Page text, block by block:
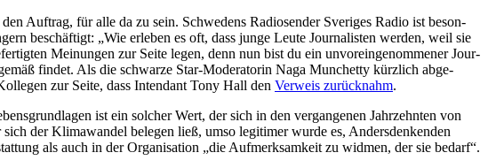
Auftrag, für alle da zu sein. Schwe­dens Radio­sen­der Sve­ri­ges Radio ist beson­
beschäf­tigt: „Wie erleben es oft, dass junge Leute Jour­na­lis­ten werden, weil sie
Mei­nun­gen zur Seite legen, denn nun bist du ein unvor­ein­ge­nom­me­ner Jour­
findet. Als die schwarze Star-Mode­ra­to­rin Naga Mun­chetty kürz­lich abge­
zur Seite, dass Inten­dant Tony Hall den Verweis zurück­nahm.
ist ein solcher Wert, der sich in den ver­gan­ge­nen Jahr­zehn­ten von
der Kli­ma­wan­del belegen ließ, umso legi­ti­mer wurde es, Anders­den­ken­den
als auch in der Orga­ni­sa­tion „die Auf­merk­sam­keit zu widmen, der sie bedarf“.